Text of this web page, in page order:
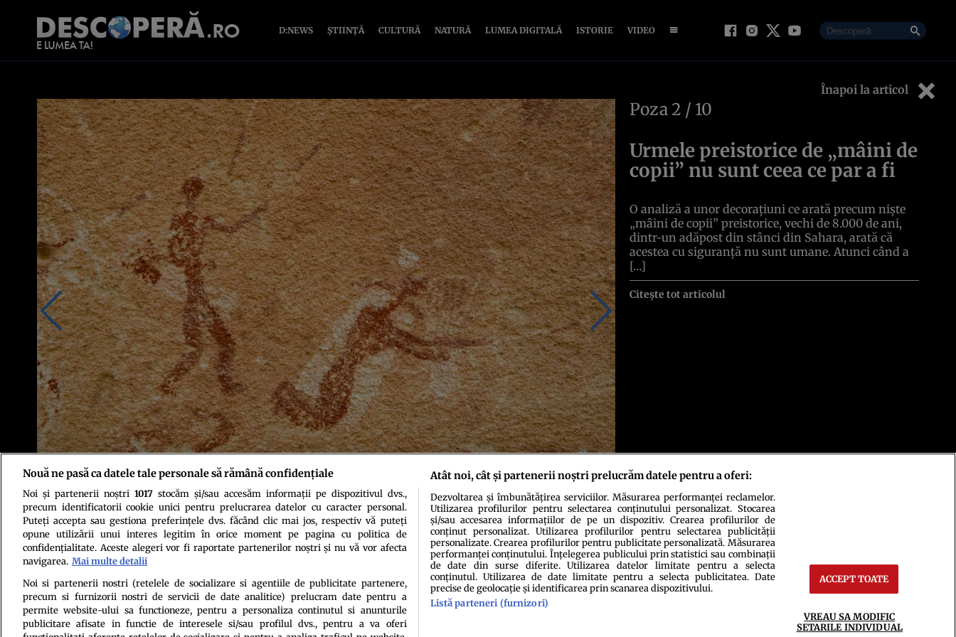
D:NEWS ȘTIINȚĂ CULTURĂ NATURĂ LUMEA DIGITALĂ ISTORIE VIDEO
Înapoi la articol
Foto: Profimedia
Poza2 / 10
Urmele preistorice de „mâini de
copii” nu sunt ceea ce par a fi
O analiză a unor decorațiuni ce arată precum niște
„mâini de copii” preistorice, vechi de 8.000 de ani,
dintr-un adăpost din stânci din Sahara, arată că
acestea cu siguranță nu sunt umane. Atunci când a
[…]
Citește tot articolul
Politica de confidenţialitatePolitica de cookiesTermeni şi condiţiiEchipa redacțională
Nouă ne pasă ca datele tale personale să rămână confidențiale
Noi și partenerii noștri 1017stocăm și/sau accesăm informații pe dispozitivul dvs.,
precum identificatorii cookie unici pentru prelucrarea datelor cu caracter personal.
Puteți accepta sau gestiona preferințele dvs. făcând clic mai jos, respectiv vă puteți
opune utilizării unui interes legitim în orice moment pe pagina cu politica de
confidențialitate. Aceste alegeri vor fi raportate partenerilor noștri și nu vă vor afecta
navigarea. Mai multe detalii
Noi si partenerii nostri (retelele de socializare si agentiile de publicitate partenere,
precum si furnizorii nostri de servicii de date analitice) prelucram date pentru a
permite website-ului sa functioneze, pentru a personaliza continutul si anunturile
publicitare afisate in functie de interesele si/sau profilul dvs., pentru a va oferi
Atât noi, cât și partenerii noștri prelucrăm datele pentru a oferi:
Dezvoltarea și îmbunătățirea serviciilor. Măsurarea performanței reclamelor.
Utilizarea profilurilor pentru selectarea conținutului personalizat. Stocarea
și/sau accesarea informațiilor de pe un dispozitiv. Crearea profilurilor de
conținut personalizat. Utilizarea profilurilor pentru selectarea publicității
personalizate. Crearea profilurilor pentru publicitate personalizată. Măsurarea
performanței conținutului. Înțelegerea publicului prin statistici sau combinații
de date din surse diferite. Utilizarea datelor limitate pentru a selecta
conținutul. Utilizarea de date limitate pentru a selecta publicitatea. Date
precise de geolocație și identificarea prin scanarea dispozitivului.
Listă parteneri (furnizori)
ACCEPT TOATE
VREAU SA MODIFIC
SETARILE INDIVIDUAL